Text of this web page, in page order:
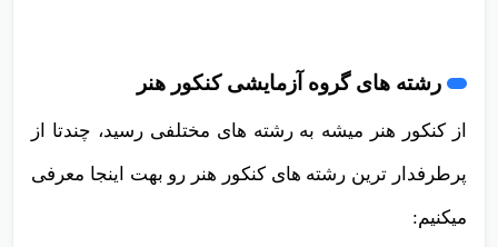
رشته های گروه آزمایشی کنکور هنر
از کنکور هنر میشه به رشته های مختلفی رسید، چندتا از
پرطرفدار ترین رشته های کنکور هنر رو بهت اینجا معرفی
میکنیم: